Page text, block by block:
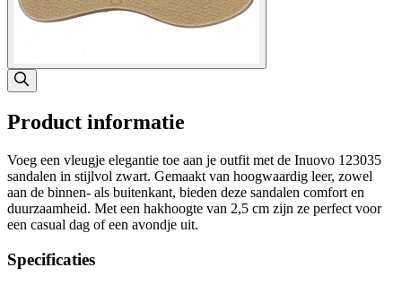
Product informatie
Voeg een vleugje elegantie toe aan je outfit met de Inuovo 123035
sandalen in stijlvol zwart. Gemaakt van hoogwaardig leer, zowel
aan de binnen- als buitenkant, bieden deze sandalen comfort en
duurzaamheid. Met een hakhoogte van 2,5 cm zijn ze perfect voor
een casual dag of een avondje uit.
Specificaties